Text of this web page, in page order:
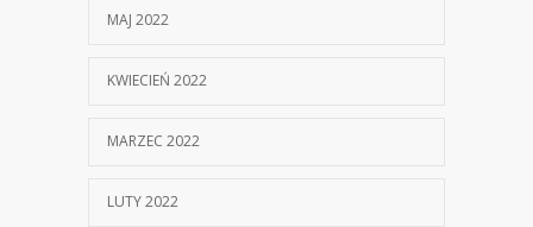
MAJ 2022
KWIECIEŃ 2022
MARZEC 2022
LUTY 2022